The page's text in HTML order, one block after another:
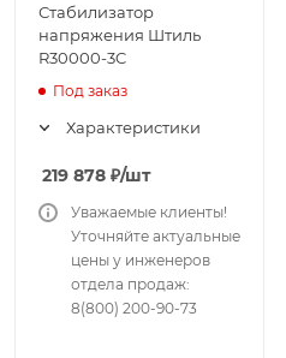
Стабилизатор
напряжения Штиль
R30000-3C
Под заказ
Характеристики
219 878 ₽/шт
Уважаемые клиенты!
Уточняйте актуальные
цены у инженеров
отдела продаж:
8(800) 200-90-73